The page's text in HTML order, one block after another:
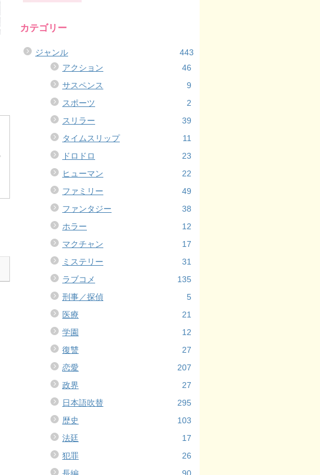
カテゴリー
ジャンル
443
アクション
46
サスペンス
9
スポーツ
2
スリラー
39
タイムスリップ
11
ドロドロ
23
ヒューマン
22
ファミリー
49
ファンタジー
38
ホラー
12
マクチャン
17
ミステリー
31
ラブコメ
135
刑事／探偵
5
医療
21
学園
12
復讐
27
恋愛
207
政界
27
日本語吹替
295
歴史
103
法廷
17
犯罪
26